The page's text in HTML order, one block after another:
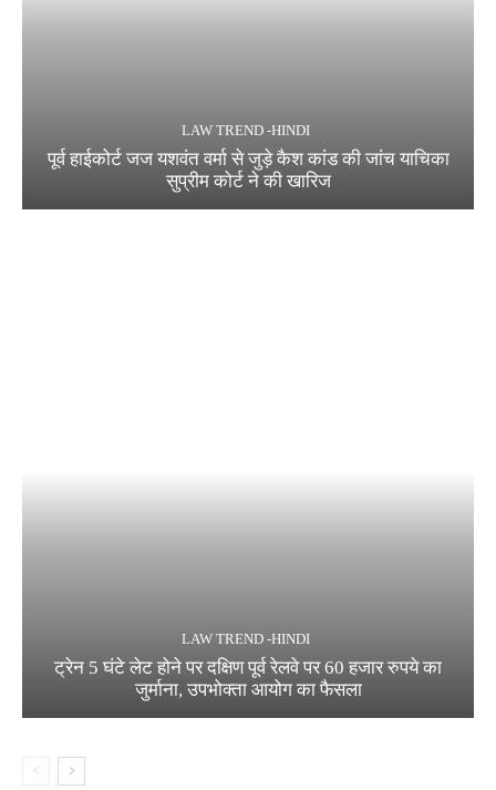
LAW TREND -HINDI
पूर्व हाईकोर्ट जज यशवंत वर्मा से जुड़े कैश कांड की जांच याचिका
सुप्रीम कोर्ट ने की खारिज
LAW TREND -HINDI
ट्रेन 5 घंटे लेट होने पर दक्षिण पूर्व रेलवे पर 60 हजार रुपये का
जुर्माना, उपभोक्ता आयोग का फैसला